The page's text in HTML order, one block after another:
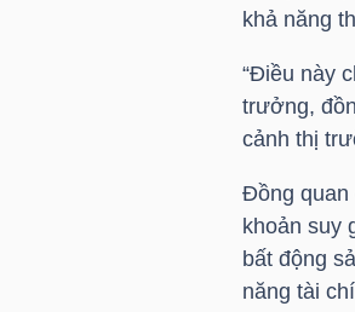
khả năng
“Điều này
trưởng,
cảnh thị
Đồng quan
khoản suy
bất động
năng tài